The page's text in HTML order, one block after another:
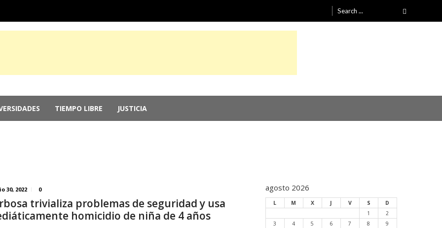
Search
for:
TIEMPO LIBRE JUSTICIA
en Gaza
Más de 250 medallas y busca récord...
del chef Anthony Bourdain
30, 2022 0
trivializa problemas de seguridad y usa
homicidio de niña de 4 años
agosto 2026
L M X J V S
D
1
2
3
4 5 6 7 8
9